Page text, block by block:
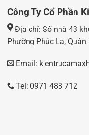
Công Ty Cổ Phần
Địa chỉ: Số nhà 43
Phường Phúc La,
Email:
Tel: 0971 488 712